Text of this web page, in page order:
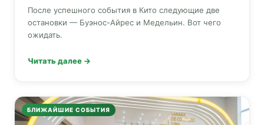
После успешного события в Кито следующие две
остановки — Буэнос-Айрес и Медельин. Вот чего
ожидать.
Читать далее →
БЛИЖАЙШИЕ СОБЫТИЯ